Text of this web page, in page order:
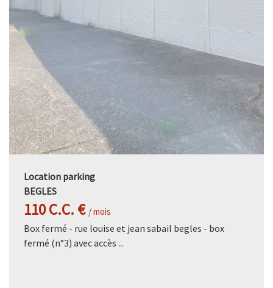
Location parking
BEGLES
110 C.C. € / mois
Box fermé - rue louise et jean sabail begles - box
fermé (n°3) avec accès ...